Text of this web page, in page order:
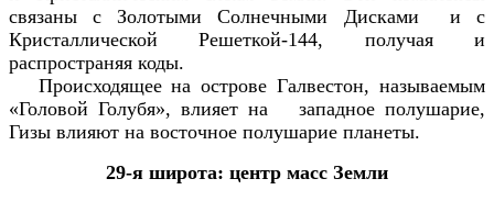
связаны с Золотыми Солнечными Дисками и с
Кристаллической Решеткой-144, получая и
распространяя коды.
Происходящее на острове Галвестон, называемым
«Головой Голубя», влияет на западное полушарие,
Гизы влияют на восточное полушарие планеты.
29-я широта: центр масс Земли